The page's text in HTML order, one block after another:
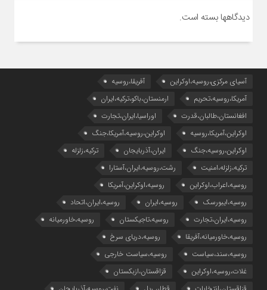
دیدگاهها بسته است.
آسیای مرکزی،روسیه،اوکراین
آفریقا،روسیه
آمریکا،روسیه،تحریم
ارمنستان،باکو،ترکیه،ایران
افغانستان،طالبان،قدرت
اوراسیا،ایران،تجارت
اوکراین،آمریکا،روسیه
اوکراین،روسیه،آمریکا،جنگ
اوکراین،روسیه،جنگ
ایران،آذربایجان
ترکیه،زلزله
ترکیه،زلزله،امنیت
رشت،روسیه،ایران،آستارا
روسیه،اعراب،اوکراین
روسیه،اوکراین،آمریکا
روسیه،ایبورسک
روسیه،ایران
روسیه،ایران،اتحاد
روسیه،ایران،تجارت
روسیه،تاجیکستان
روسیه،خاورمیانه
روسیه،خاورمیانه،آفریقا
روسیه،دریای سرخ
روسیه،سند،سیاست
روسیه،سیاست خارجی
غلات،روسیه،اوکراین
قزاقستان،ازبکستان